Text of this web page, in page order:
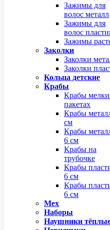
Зажимы для
волос металл
Зажимы для
волос
Зажимы
Заколки
Заколки
Заколки
Кольца детские
Крабы
Крабы
пакетах
Крабы
см
Крабы
6 см
Крабы на
трубочке
Крабы
6 см
Крабы
6 см
Мех
Наборы
Наушники